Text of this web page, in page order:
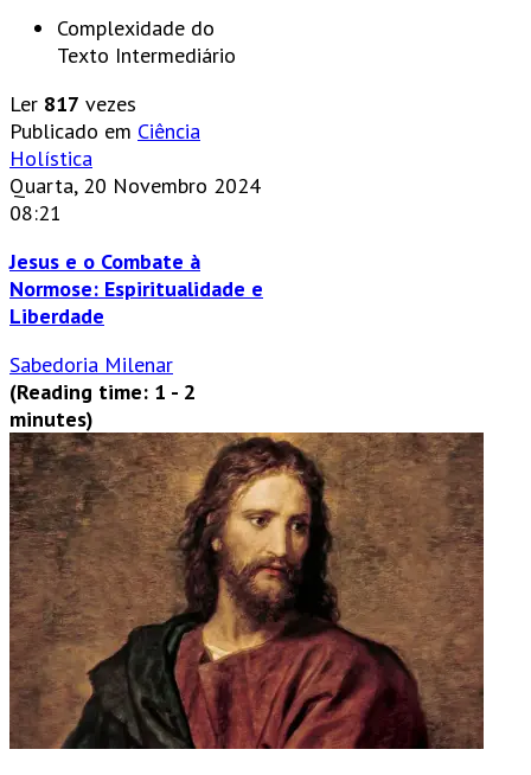
Complexidade do
Texto Intermediário
Ler 817 vezes
Publicado em Ciência
Holística
Quarta, 20 Novembro 2024
08:21
Jesus e o Combate à
Normose: Espiritualidade e
Liberdade
Sabedoria Milenar
(Reading time: 1 - 2
minutes)